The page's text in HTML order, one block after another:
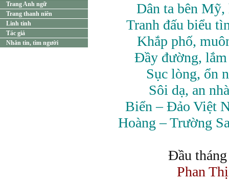
Trang Anh ngữ
Trang thanh niên
Linh tinh
Tác giả
Nhắn tin, tìm người
Dân ta bên
Tranh đấu biểu
Khắp phố,
Đầy đường, lắm
Sục lòng, ổn
Sôi dạ, an
Biển – Đảo Việt
Hoàng – Trường
Đầu
Phan